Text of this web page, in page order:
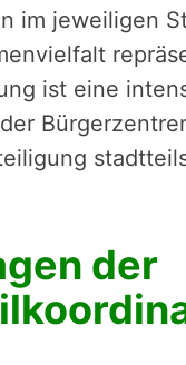
im jeweiligen
ist eine
der